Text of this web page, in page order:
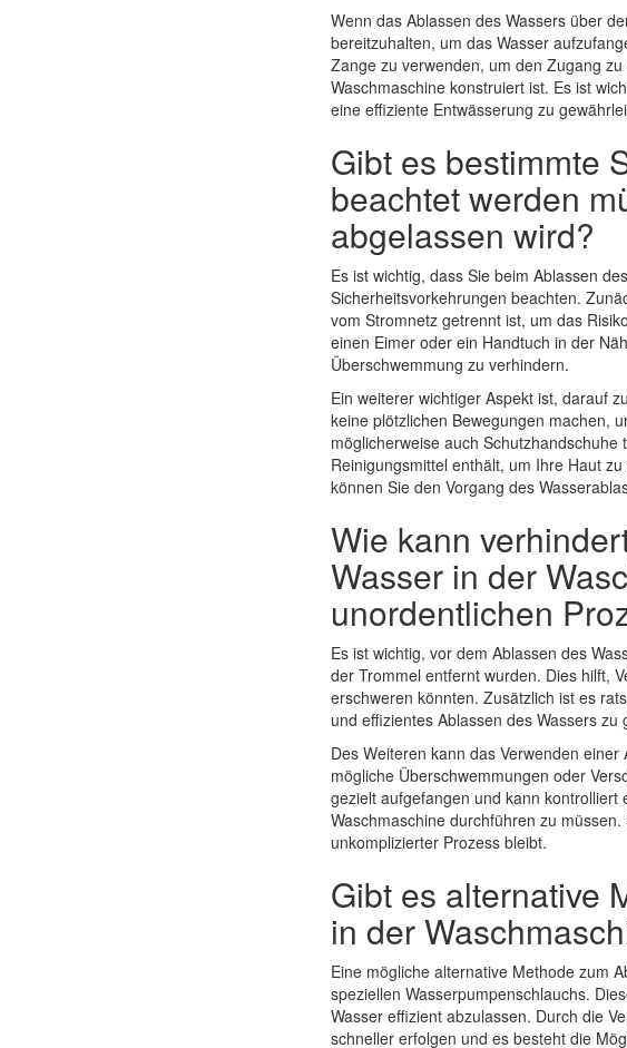
Wenn das Ablassen des Wassers über
bereitzuhalten, um das Wasser
Zange zu verwenden, um den Zugang
Waschmaschine konstruiert ist. Es ist
eine effiziente Entwässerung zu
Gibt es bestimmte
beachtet werden
abgelassen wird?
Es ist wichtig, dass Sie beim Ablassen
Sicherheitsvorkehrungen beachten.
vom Stromnetz getrennt ist, um das
einen Eimer oder ein Handtuch in der
Überschwemmung zu verhindern.
Ein weiterer wichtiger Aspekt ist, darauf
keine plötzlichen Bewegungen machen,
möglicherweise auch
Reinigungsmittel enthält, um Ihre Haut
können Sie den Vorgang des
Wie kann
Wasser in der
unordentlichen
Es ist wichtig, vor dem Ablassen des
der Trommel entfernt wurden. Dies hilft,
erschweren könnten. Zusätzlich ist es
und effizientes Ablassen des Wassers zu
Des Weiteren kann das Verwenden
mögliche Überschwemmungen oder
gezielt aufgefangen und kann
Waschmaschine durchführen zu
unkomplizierter Prozess bleibt.
Gibt es alternative
in der
Eine mögliche alternative Methode zum
speziellen Wasserpumpenschlauchs.
Wasser effizient abzulassen. Durch die
schneller erfolgen und es besteht die